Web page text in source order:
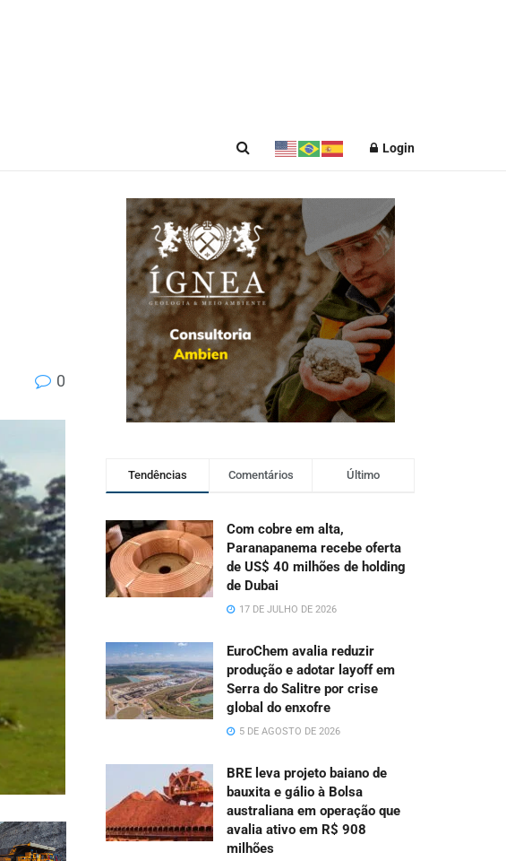
Login
0
Tendências Comentários Último
Com cobre em alta,
Paranapanema recebe oferta
de US$ 40 milhões de holding
de Dubai
17 DE JULHO DE 2026
EuroChem avalia reduzir
produção e adotar layoff em
Serra do Salitre por crise
global do enxofre
5 DE AGOSTO DE 2026
BRE leva projeto baiano de
bauxita e gálio à Bolsa
australiana em operação que
avalia ativo em R$ 908
milhões